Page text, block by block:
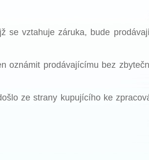
se vztahuje záruka, bude
oznámit prodávajícímu bez
ze strany kupujícího ke